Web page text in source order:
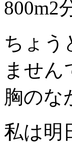
800m2
ちょう
ません
胸のな
私は明